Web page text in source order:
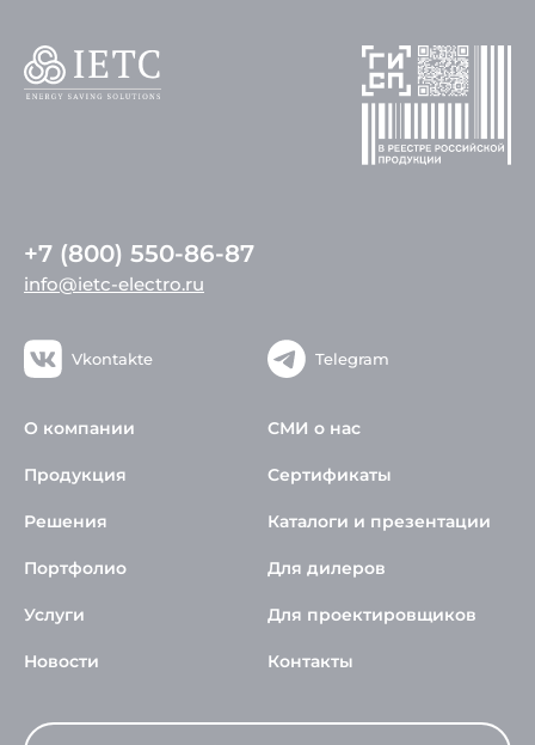
+7 (800) 550-86-87
info@ietc-electro.ru
Vkontakte Telegram
О компании
Продукция
Решения
Портфолио
Услуги
Новости
СМИ о нас
Сертификаты
Каталоги и презентации
Для дилеров
Для проектировщиков
Контакты